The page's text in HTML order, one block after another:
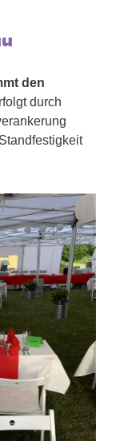
den
durch